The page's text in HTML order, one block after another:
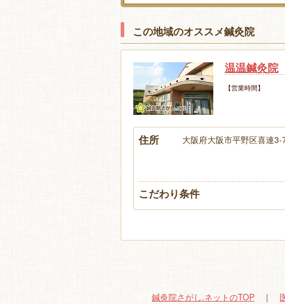
この地域のオススメ鍼灸院
温温鍼灸院
【営業時間】
住所 大阪府大阪市平野区喜連
こだわり条件
鍼灸院さがし.ネットのTOP ｜